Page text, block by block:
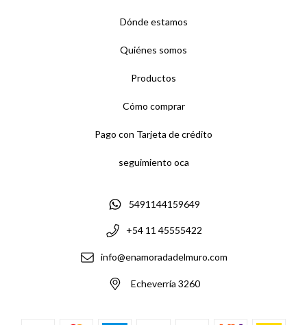
Dónde estamos
Quiénes somos
Productos
Cómo comprar
Pago con Tarjeta de crédito
seguimiento oca
5491144159649
+54 11 45555422
info@enamoradadelmuro.com
Echeverría 3260